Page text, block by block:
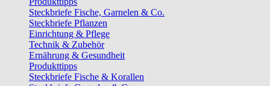
Steckbriefe Fische, Garnelen & Co.
Steckbriefe Pflanzen
Einrichtung & Pflege
Technik & Zubehör
Ernährung & Gesundheit
Produkttipps
Steckbriefe Fische & Korallen